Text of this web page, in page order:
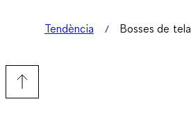
Tendència Bosses de tela